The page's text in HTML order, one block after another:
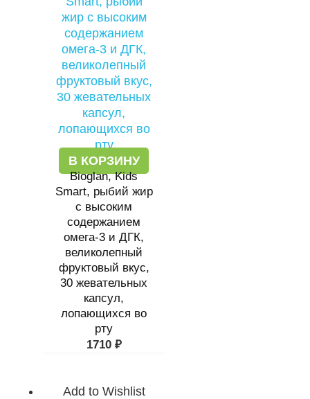
В КОРЗИНУ
Bioglan, Kids
Smart, рыбий жир
с высоким
содержанием
омега-3 и ДГК,
великолепный
фруктовый вкус,
30 жевательных
капсул,
лопающихся во
рту
1710 ₽
Add to Wishlist